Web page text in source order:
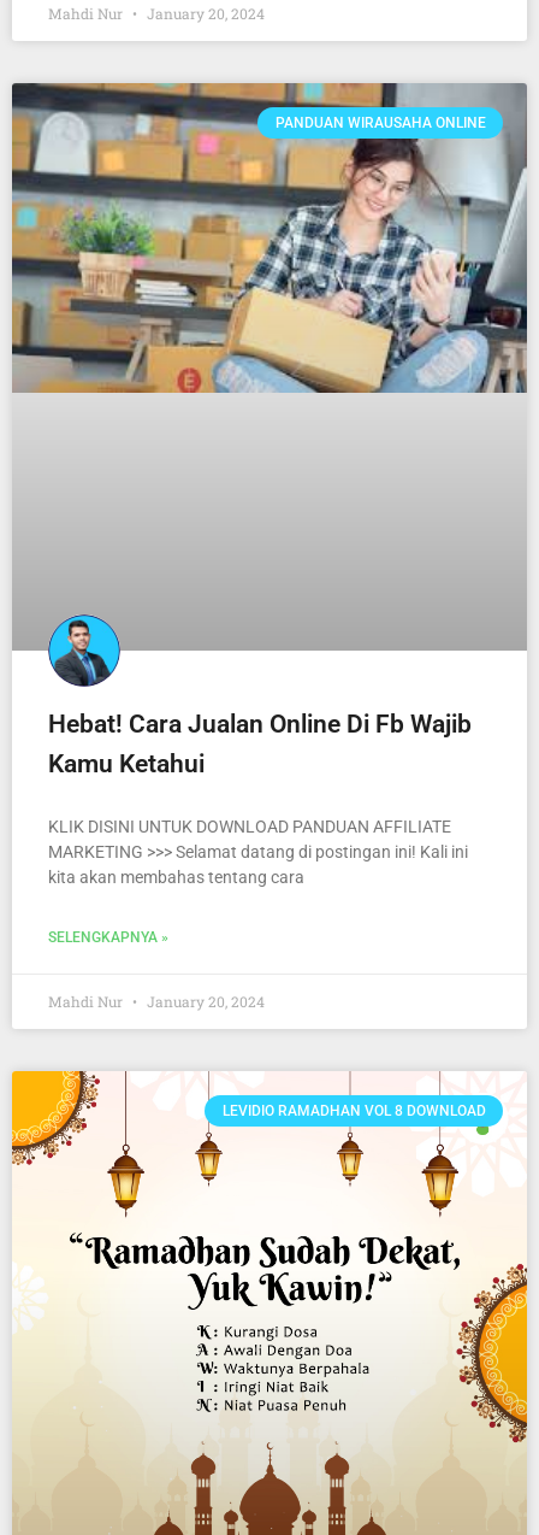
Mahdi Nur January 20, 2024
PANDUAN WIRAUSAHA ONLINE
Hebat! Cara Jualan Online Di Fb Wajib
Kamu Ketahui
KLIK DISINI UNTUK DOWNLOAD PANDUAN AFFILIATE
MARKETING >>> Selamat datang di postingan ini! Kali ini
kita akan membahas tentang cara
SELENGKAPNYA »
Mahdi Nur January 20, 2024
LEVIDIO RAMADHAN VOL 8 DOWNLOAD